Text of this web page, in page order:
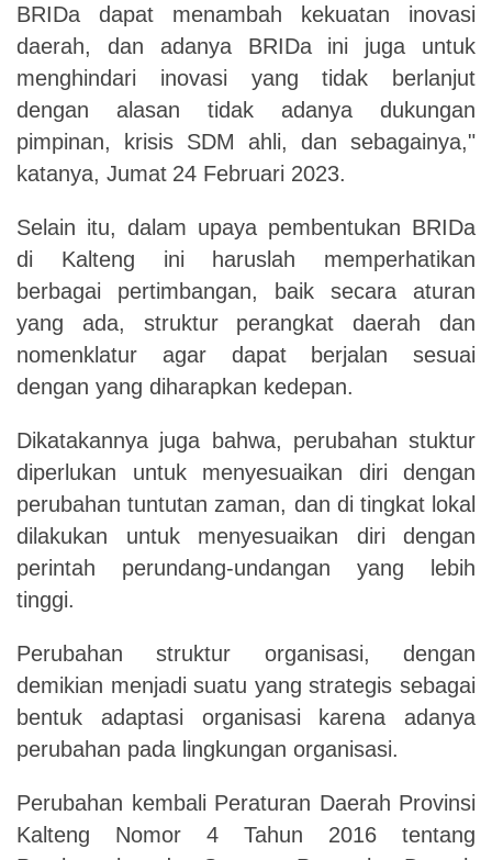
BRIDa dapat menambah kekuatan inovasi
daerah, dan adanya BRIDa ini juga untuk
menghindari inovasi yang tidak berlanjut
dengan alasan tidak adanya dukungan
pimpinan, krisis SDM ahli, dan sebagainya,"
katanya, Jumat 24 Februari 2023.
Selain itu, dalam upaya pembentukan BRIDa
di Kalteng ini haruslah memperhatikan
berbagai pertimbangan, baik secara aturan
yang ada, struktur perangkat daerah dan
nomenklatur agar dapat berjalan sesuai
dengan yang diharapkan kedepan.
Dikatakannya juga bahwa, perubahan stuktur
diperlukan untuk menyesuaikan diri dengan
perubahan tuntutan zaman, dan di tingkat lokal
dilakukan untuk menyesuaikan diri dengan
perintah perundang-undangan yang lebih
tinggi.
Perubahan struktur organisasi, dengan
demikian menjadi suatu yang strategis sebagai
bentuk adaptasi organisasi karena adanya
perubahan pada lingkungan organisasi.
Perubahan kembali Peraturan Daerah Provinsi
Kalteng Nomor 4 Tahun 2016 tentang